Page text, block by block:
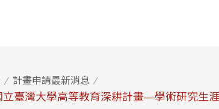
計畫申請最新消息
臺灣大學高等教育深耕計畫—學術研究生